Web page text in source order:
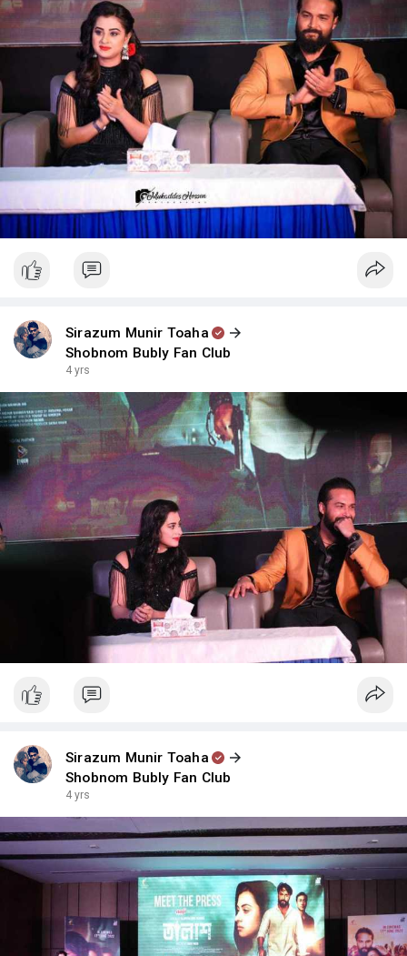
Sirazum Munir Toaha
Shobnom Bubly Fan Club
4 yrs
Sirazum Munir Toaha
Shobnom Bubly Fan Club
4 yrs